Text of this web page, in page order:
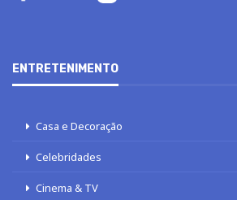
ENTRETENIMENTO
Casa e Decoração
Celebridades
Cinema & TV